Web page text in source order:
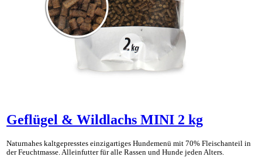
Geflügel & Wildlachs MINI 2 kg
Naturnahes kaltgepresstes einzig­artiges Hunde­menü mit 70% Fleisch­anteil in
der Feucht­masse. Allein­futter für alle Rassen und Hunde jeden Alters.